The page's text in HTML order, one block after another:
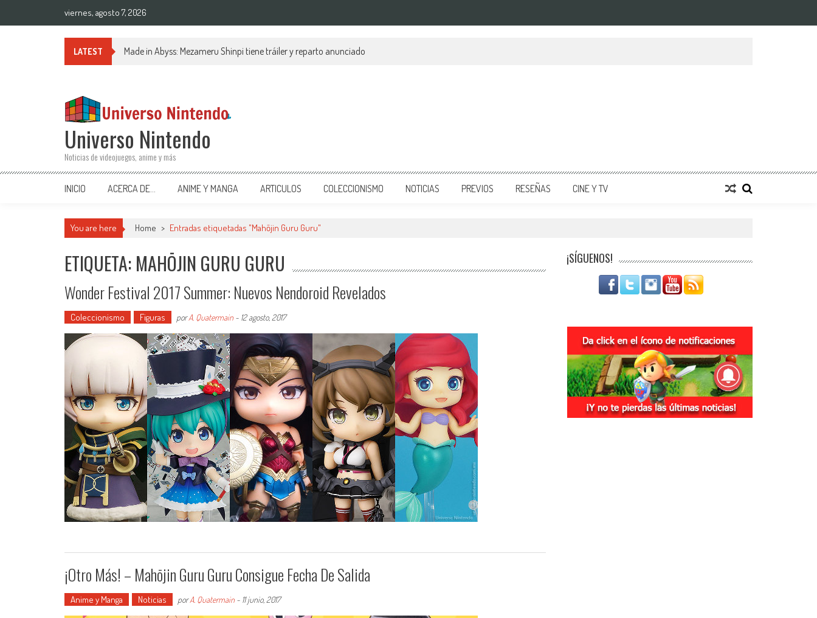
viernes, agosto 7, 2026
LATEST Made in Abyss: Mezameru Shinpi tiene tráiler y reparto anunciado
Universo Nintendo
Noticias de videojuegos, anime y más
INICIO ACERCA DE… ANIME Y MANGA ARTICULOS COLECCIONISMO NOTICIAS PREVIOS RESEÑAS CINE Y TV
You are here Home > Entradas etiquetadas "Mahōjin Guru Guru"
ETIQUETA: MAHŌJIN GURU GURU
Wonder Festival 2017 Summer: Nuevos Nendoroid Revelados
Coleccionismo Figuras porA. Quatermain - 12 agosto, 2017
¡Otro Más! – Mahōjin Guru Guru Consigue Fecha De Salida
Anime y Manga Noticias porA. Quatermain - 11 junio, 2017
¡SÍGUENOS!